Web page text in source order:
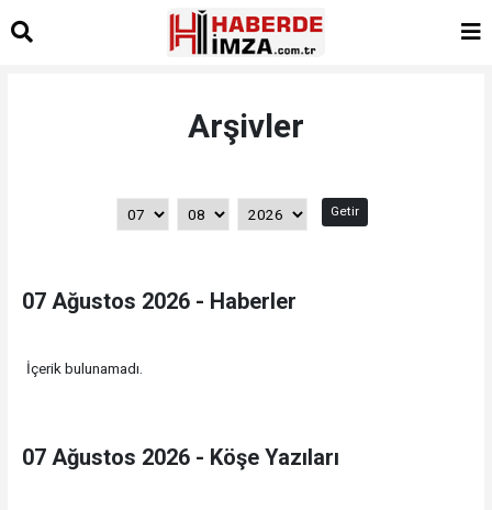
Arşivler
Getir
07 Ağustos 2026 - Haberler
İçerik bulunamadı.
07 Ağustos 2026 - Köşe Yazıları